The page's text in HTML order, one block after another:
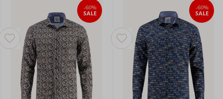
-60%
SALE
-60%
SALE